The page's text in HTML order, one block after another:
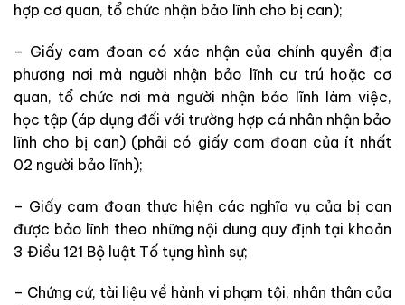
hợp cơ quan, tổ chức nhận bảo lĩnh cho bị can);
– Giấy cam đoan có xác nhận của chính quyền địa
phương nơi mà người nhận bảo lĩnh cư trú hoặc cơ
quan, tổ chức nơi mà người nhận bảo lĩnh làm việc,
học tập (áp dụng đối với trường hợp cá nhân nhận bảo
lĩnh cho bị can) (phải có giấy cam đoan của ít nhất
02 người bảo lĩnh);
– Giấy cam đoan thực hiện các nghĩa vụ của bị can
được bảo lĩnh theo những nội dung quy định tại khoản
3 Điều 121 Bộ luật Tố tụng hình sự;
– Chứng cứ, tài liệu về hành vi phạm tội, nhân thân của